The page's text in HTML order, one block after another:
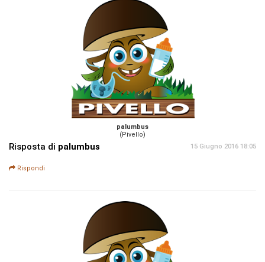
palumbus
(Pivello)
Risposta di palumbus 15 Giugno 2016 18:05
Rispondi